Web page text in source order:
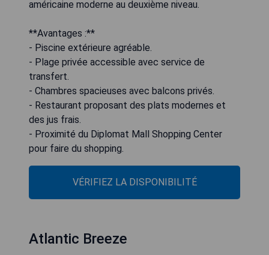
américaine moderne au deuxième niveau.
**Avantages :**
- Piscine extérieure agréable.
- Plage privée accessible avec service de
transfert.
- Chambres spacieuses avec balcons privés.
- Restaurant proposant des plats modernes et
des jus frais.
- Proximité du Diplomat Mall Shopping Center
pour faire du shopping.
VÉRIFIEZ LA DISPONIBILITÉ
Atlantic Breeze